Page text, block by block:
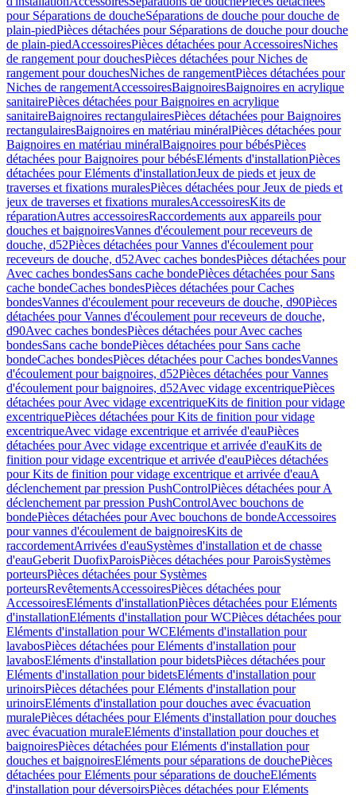
pour Séparations de doucheSéparations de douche pour douche de
plain-piedPièces détachées pour Séparations de douche pour douche
de plain-piedAccessoiresPièces détachées pour AccessoiresNiches
de rangement pour douchesPièces détachées pour Niches de
rangement pour douchesNiches de rangementPièces détachées pour
Niches de rangementAccessoiresBaignoiresBaignoires en acrylique
sanitairePièces détachées pour Baignoires en acrylique
sanitaireBaignoires rectangulairesPièces détachées pour Baignoires
rectangulairesBaignoires en matériau minéralPièces détachées pour
Baignoires en matériau minéralBaignoires pour bébésPièces
détachées pour Baignoires pour bébésEléments d'installationPièces
détachées pour Eléments d'installationJeux de pieds et jeux de
traverses et fixations muralesPièces détachées pour Jeux de pieds et
jeux de traverses et fixations muralesAccessoiresKits de
réparationAutres accessoiresRaccordements aux appareils pour
douches et baignoiresVannes d'écoulement pour receveurs de
douche, d52Pièces détachées pour Vannes d'écoulement pour
receveurs de douche, d52Avec caches bondesPièces détachées pour
Avec caches bondesSans cache bondePièces détachées pour Sans
cache bondeCaches bondesPièces détachées pour Caches
bondesVannes d'écoulement pour receveurs de douche, d90Pièces
détachées pour Vannes d'écoulement pour receveurs de douche,
d90Avec caches bondesPièces détachées pour Avec caches
bondesSans cache bondePièces détachées pour Sans cache
bondeCaches bondesPièces détachées pour Caches bondesVannes
d'écoulement pour baignoires, d52Pièces détachées pour Vannes
d'écoulement pour baignoires, d52Avec vidage excentriquePièces
détachées pour Avec vidage excentriqueKits de finition pour vidage
excentriquePièces détachées pour Kits de finition pour vidage
excentriqueAvec vidage excentrique et arrivée d'eauPièces
détachées pour Avec vidage excentrique et arrivée d'eauKits de
finition pour vidage excentrique et arrivée d'eauPièces détachées
pour Kits de finition pour vidage excentrique et arrivée d'eauA
déclenchement par pression PushControlPièces détachées pour A
déclenchement par pression PushControlAvec bouchons de
bondePièces détachées pour Avec bouchons de bondeAccessoires
pour vannes d'écoulement de baignoiresKits de
raccordementArrivées d'eauSystèmes d'installation et de chasse
d'eauGeberit DuofixParoisPièces détachées pour ParoisSystèmes
porteursPièces détachées pour Systèmes
porteursRevêtementsAccessoiresPièces détachées pour
AccessoiresEléments d'installationPièces détachées pour Eléments
d'installationEléments d'installation pour WCPièces détachées pour
Eléments d'installation pour WCEléments d'installation pour
lavabosPièces détachées pour Eléments d'installation pour
lavabosEléments d'installation pour bidetsPièces détachées pour
Eléments d'installation pour bidetsEléments d'installation pour
urinoirsPièces détachées pour Eléments d'installation pour
urinoirsEléments d'installation pour douches avec évacuation
muralePièces détachées pour Eléments d'installation pour douches
avec évacuation muraleEléments d'installation pour douches et
baignoiresPièces détachées pour Eléments d'installation pour
douches et baignoiresEléments pour séparations de douchePièces
détachées pour Eléments pour séparations de doucheEléments
d'installation pour déversoirsPièces détachées pour Eléments